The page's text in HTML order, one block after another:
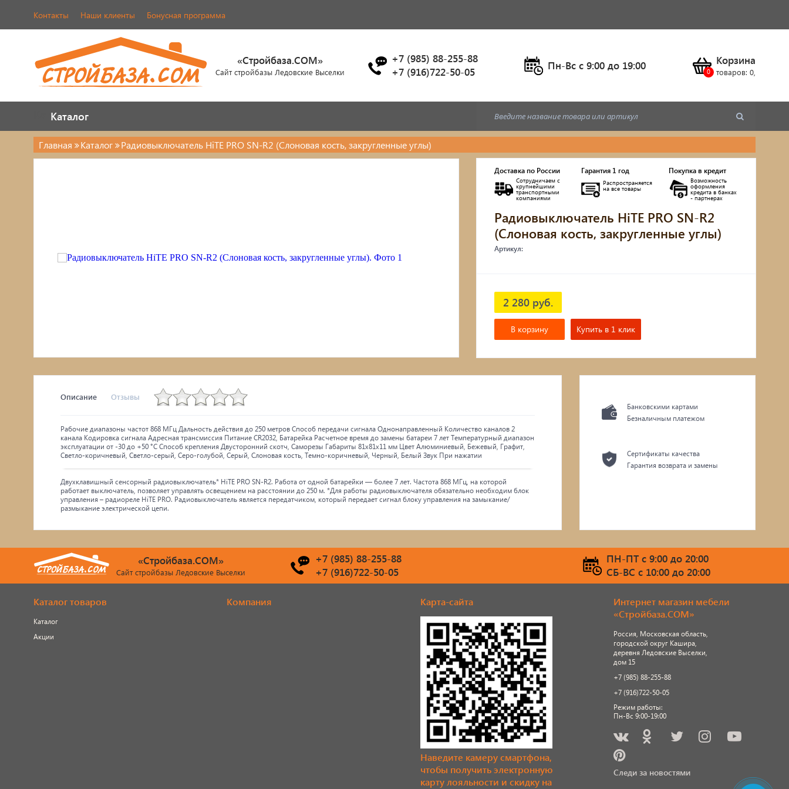
Контакты Наши клиенты Бонусная программа
«Стройбаза.COM»
Сайт стройбазы Ледовские Выселки
+7 (985) 88-255-88
+7 (916)722-50-05
Пн-Вс c 9:00 до 19:00 Корзина
товаров: 0,
Каталог
Каталог
Электрика
Главная Каталог Радиовыключатель HiTE PRO SN-R2 (Слоновая кость, закругленные углы)
Доставка по России
Сотрудничаем с
крупнейшими
транспортными
компаниями
Гарантия 1 год
Распространяется
на все товары
Покупка в кредит
Возможность
оформления
кредита в банках
- партнерах
Радиовыключатель HiTE PRO SN-R2
(Слоновая кость, закругленные углы)
Артикул:
2 280 руб.
В корзину Купить в 1 клик
Описание Отзывы
Рабочие диапазоны частот 868 МГц Дальность действия до 250 метров Способ передачи сигнала Однонаправленный Количество каналов 2
канала Кодировка сигнала Адресная трансмиссия Питание CR2032, Батарейка Расчетное время до замены батареи 7 лет Температурный диапазон
эксплуатации от -30 до +50 °С Способ крепления Двусторонний скотч, Саморезы Габариты 81x81x11 мм Цвет Алюминиевый, Бежевый, Графит,
Светло-коричневый, Светло-серый, Серо-голубой, Серый, Слоновая кость, Темно-коричневый, Черный, Белый Звук При нажатии
Двухклавишный сенсорный радиовыключатель* HiTE PRO SN-R2. Работа от одной батарейки — более 7 лет. Частота 868 МГц, на которой
работает выключатель, позволяет управлять освещением на расстоянии до 250 м. *Для работы радиовыключателя обязательно необходим блок
управления – радиореле HiTE PRO. Радиовыключатель является передатчиком, который передает сигнал блоку управления на замыкание/
размыкание электрической цепи.
Банковскими картами
Безналичным платежом
Сертификаты качества
Гарантия возврата и замены
«Стройбаза.COM»
Сайт стройбазы Ледовские Выселки
+7 (985) 88-255-88
+7 (916)722-50-05
ПН-ПТ c 9:00 до 20:00
СБ-ВС c 10:00 до 20:00
Каталог товаров
Каталог
Акции
Компания Карта-сайта
Наведите камеру смартфона,
чтобы получить электронную
карту лояльности и скидку на
Интернет магазин мебели
«Стройбаза.COM»
Россия, Московская область,
городской округ Кашира,
деревня Ледовские Выселки,
дом 15
+7 (985) 88-255-88
+7 (916)722-50-05
Режим работы:
Пн-Вс 9:00-19:00
Следи за новостями